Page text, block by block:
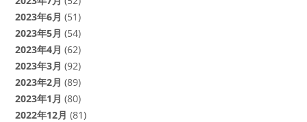
2023年6月 (51)
2023年5月 (54)
2023年4月 (62)
2023年3月 (92)
2023年2月 (89)
2023年1月 (80)
2022年12月 (81)